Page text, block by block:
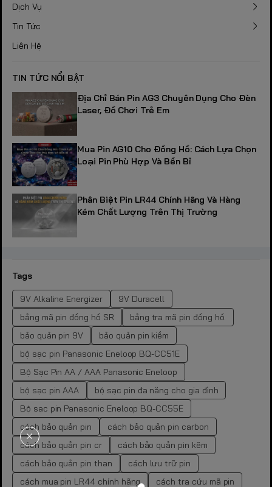
Dịch Vụ
Tin Tức
Liên Hệ
TIN TỨC NỔI BẬT
Địa Chỉ Bán Pin AG3 Chuyên Dụng Cho Đèn
Laser, Đồ Chơi Trẻ Em
Mua Pin AG10 Cho Đồng Hồ: Cách Lựa Chọn
Loại Pin Phù Hợp Và Bền Bỉ
Phân Biệt Pin LR44 Chính Hãng Và Hàng
Kém Chất Lượng Trên Thị Trường
Tags
9V Alkaline Energizer
9V Duracell
bảng mã pin đồng hồ SR
bảng tra mã pin đồng hồ.
bảo quản pin 9V
bảo quản pin kiềm
bộ sạc pin Panasonic Eneloop BQ-CC51E
Bộ Sạc Pin AA / AAA Panasonic Eneloop
bộ sạc pin AAA
bộ sạc pin đa năng cho gia đình
Bộ sạc pin Panasonic Eneloop BQ-CC55E
cách bảo quản pin
cách bảo quản pin carbon
cách bảo quản pin cr
cách bảo quản pin kẽm
cách bảo quản pin than
cách lưu trữ pin
cách mua pin LR44 chính hãng
cách tra cứu mã pin